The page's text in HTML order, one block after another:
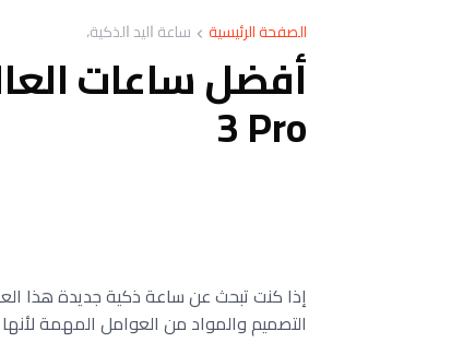
الصفحة الرئيسية ﺳﺎﻋﺔ ﺍﻟﻴﺪ ﺍﻟﺬﻛﻴﺔ،
3 Pro